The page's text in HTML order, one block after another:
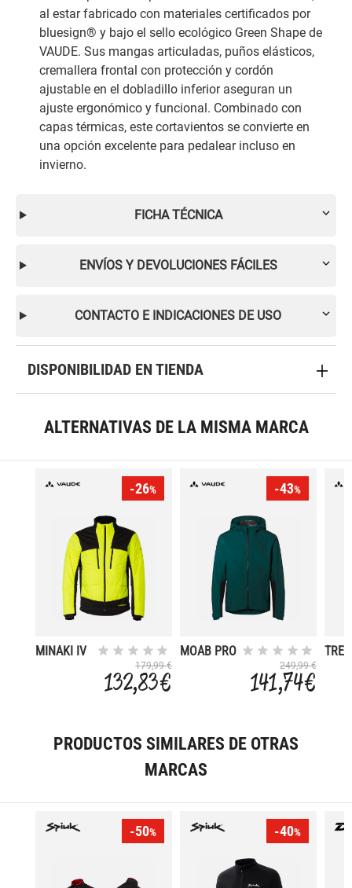
al estar fabricado con materiales certificados por
bluesign® y bajo el sello ecológico Green Shape de
VAUDE. Sus mangas articuladas, puños elásticos,
cremallera frontal con protección y cordón
ajustable en el dobladillo inferior aseguran un
ajuste ergonómico y funcional. Combinado con
capas térmicas, este cortavientos se convierte en
una opción excelente para pedalear incluso en
invierno.
FICHA TÉCNICA
ENVÍOS Y DEVOLUCIONES FÁCILES
CONTACTO E INDICACIONES DE USO
DISPONIBILIDAD EN TIENDA
ALTERNATIVAS DE LA MISMA MARCA
-26%
MINAKI IV
179,99 €
132,83 €
-43%
MOAB PRO
249,99 €
141,74 €
PRODUCTOS SIMILARES DE OTRAS
MARCAS
-50% -40%